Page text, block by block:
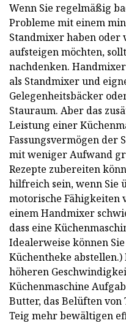
Wenn Sie regelmäßig
Probleme mit einem
Standmixer haben oder
aufsteigen möchten,
nachdenken.
als Standmixer und
Gelegenheitsbäcker
Stauraum. Aber das
Leistung einer
Fassungsvermögen der
mit weniger Aufwand
Rezepte zubereiten
hilfreich sein, wenn Sie
motorische
einem Handmixer
dass eine
Idealerweise können
Küchentheke
höheren
Küchenmaschine
Butter, das Belüften von
Teig mehr bewältigen